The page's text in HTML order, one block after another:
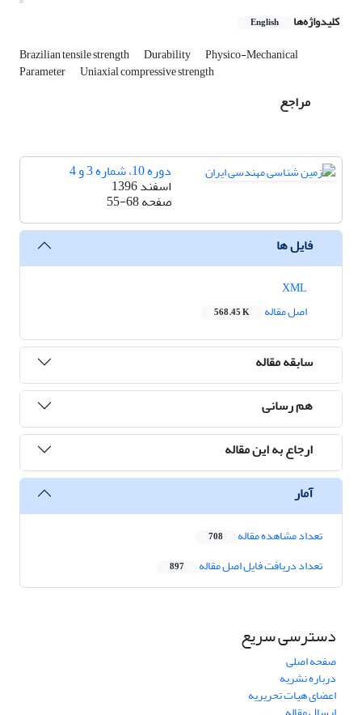
کلیدواژه‌ها English
Brazilian tensile strength Durability Physico-Mechanical
Parameter Uniaxial compressive strength
مراجع
دوره 10، شماره 3 و 4
اسفند 1396
صفحه55-68
فایل ها
اصل مقاله
568.45 K
سابقه مقاله
هم رسانی
ارجاع به این مقاله
آمار
تعداد مشاهده مقاله 708
تعداد دریافت فایل اصل مقاله 897
دسترسی سریع
صفحه اصلی
درباره نشریه
اعضای هیات تحریریه